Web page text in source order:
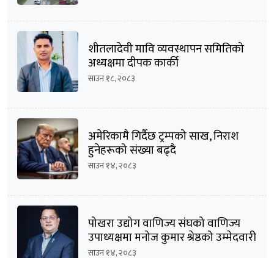
शीतलादेवी मावि व्यवस्थापन समितिको
अध्यक्षमा दीपक कार्की
साउन १८, २०८३
अमेरिकामै गिर्दैछ ट्रम्पको साख, निराश
हुनेहरूको संख्या बढ्दै
साउन १४, २०८३
पोखरा उद्योग वाणिज्य संघको वाणिज्य
उपाध्यक्षमा मनोज कुमार श्रेष्ठको उम्मेदवारी
घोषणा
साउन १४, २०८३